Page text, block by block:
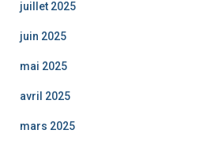
juillet 2025
juin 2025
mai 2025
avril 2025
mars 2025